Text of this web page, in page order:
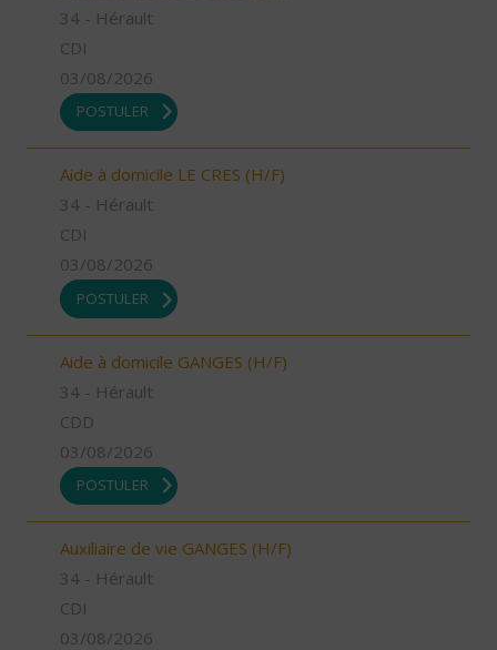
34 - Hérault
CDI
03/08/2026
POSTULER
Aide à domicile LE CRES (H/F)
34 - Hérault
CDI
03/08/2026
POSTULER
Aide à domicile GANGES (H/F)
34 - Hérault
CDD
03/08/2026
POSTULER
Auxiliaire de vie GANGES (H/F)
34 - Hérault
CDI
03/08/2026